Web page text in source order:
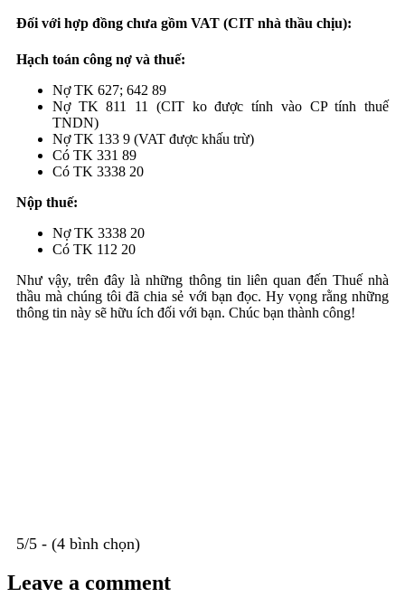
Đối với hợp đồng chưa gồm VAT (CIT nhà thầu chịu):
Hạch toán công nợ và thuế:
Nợ TK 627; 642 89
Nợ TK 811 11 (CIT ko được tính vào CP tính thuế
TNDN)
Nợ TK 133 9 (VAT được khấu trừ)
Có TK 331 89
Có TK 3338 20
Nộp thuế:
Nợ TK 3338 20
Có TK 112 20
Như vậy, trên đây là những thông tin liên quan đến Thuế nhà
thầu mà chúng tôi đã chia sẻ với bạn đọc. Hy vọng rằng những
thông tin này sẽ hữu ích đối với bạn. Chúc bạn thành công!
5/5 - (4 bình chọn)
Leave a comment